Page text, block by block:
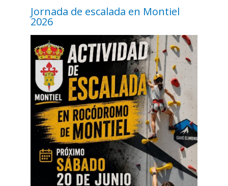
Jornada de escalada en Montiel
2026